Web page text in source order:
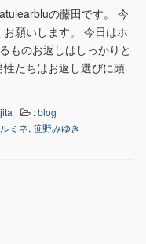
の藤田です。 今
願いします。 今日はホ
ものお返しはしっかりと
たちはお返し選びに頭
:blog
ルミネ, 笹野みゆき